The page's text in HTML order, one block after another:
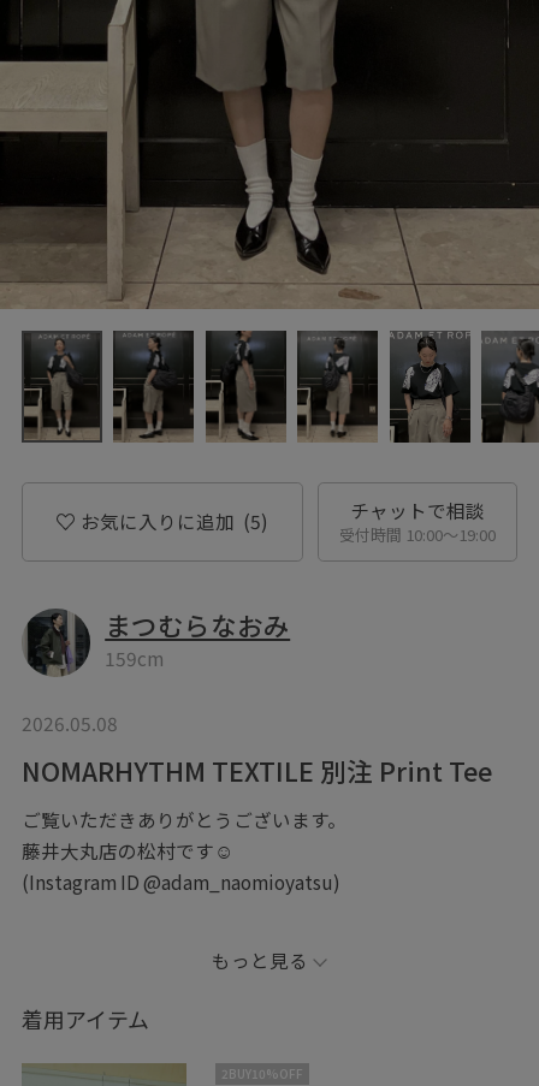
お気に入りに追加 (5) チャットで相談
受付時間 10:00〜19:00
まつむらなおみ
159cm
2026.05.08
NOMARHYTHM TEXTILE 別注 Print Tee
ご覧いただきありがとうございます。
藤井大丸店の松村です☺︎
(Instagram ID @adam_naomioyatsu)
人気のプリントTシャツをアダムエロぺ別注として
ソリッドかつモードにモノトーンカラーに！
大胆なプリントは大人がカッコよく着れるTシャツで、
もっと見る
着用アイテム
2BUY10%OFF